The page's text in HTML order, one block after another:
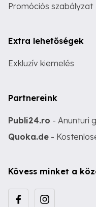
Promóciós szabályzat
Extra lehetőségek
Exkluzív kiemelés
Partnereink
Publi24.ro - Anunturi
Quoka.de -
Kövess minket a